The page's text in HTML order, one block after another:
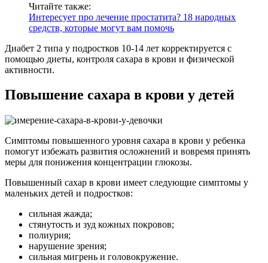
Читайте также:
Интересует про лечение простатита? 18 народных
средств, которые могут вам помочь
Диабет 2 типа у подростков 10-14 лет корректируется с
помощью диеты, контроля сахара в крови и физической
активности.
Повышение сахара в крови у детей
Симптомы повышенного уровня сахара в крови у ребенка
помогут избежать развития осложнений и вовремя принять
меры для понижения концентрации глюкозы.
Повышенный сахар в крови имеет следующие симптомы у
маленьких детей и подростков:
сильная жажда;
стянутость и зуд кожных покровов;
полиурия;
нарушение зрения;
сильная мигрень и головокружение.